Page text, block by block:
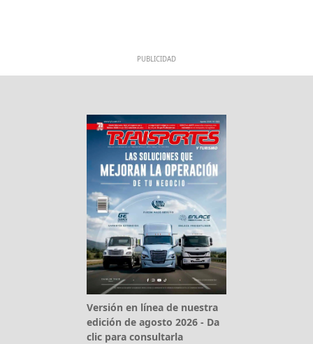
PUBLICIDAD
Versión en línea de nuestra
edición de agosto 2026 - Da
clic para consultarla